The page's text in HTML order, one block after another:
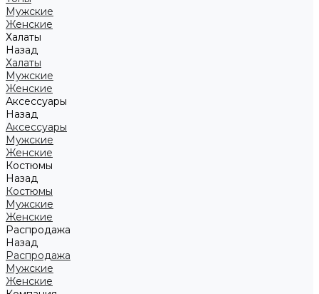
Мужские
Женские
Халаты
Назад
Халаты
Мужские
Женские
Аксессуары
Назад
Аксессуары
Мужские
Женские
Костюмы
Назад
Костюмы
Мужские
Женские
Распродажа
Назад
Распродажа
Мужские
Женские